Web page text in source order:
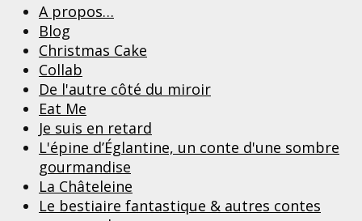
A propos…
Blog
Christmas Cake
Collab
De l'autre côté du miroir
Eat Me
Je suis en retard
L'épine d’Églantine, un conte d'une sombre
gourmandise
La Châteleine
Le bestiaire fantastique & autres contes